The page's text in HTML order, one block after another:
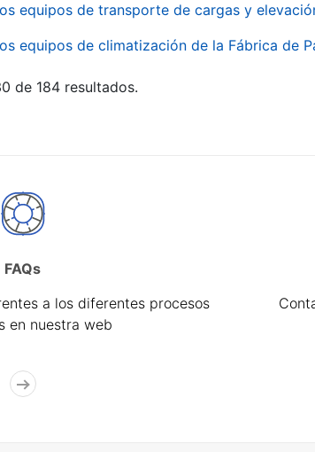
equipos de transporte de cargas y
equipos de climatización de la Fábrica de
de 184 resultados.
FAQs
a los diferentes procesos
en nuestra web